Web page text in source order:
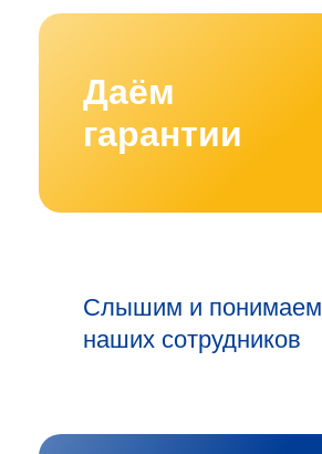
Даём
гарантии
Слышим и понимаем
наших сотрудников